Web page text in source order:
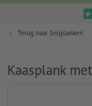
Terug naar Snijplanken
Kaasplank